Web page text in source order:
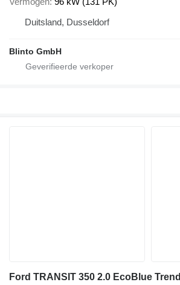
Duitsland, Dusseldorf
Blinto GmbH
Ford TRANSIT 350 2.0 EcoBlue Trend